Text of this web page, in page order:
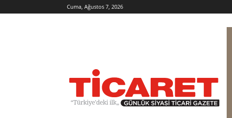
Cuma, Ağustos 7, 2026